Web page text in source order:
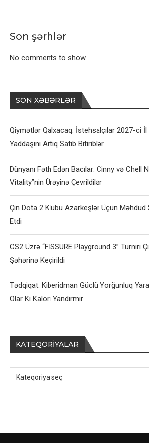
Son şərhlər
No comments to show.
SON XƏBƏRLƏR
Qiymətlər Qalxacaq: İstehsalçılar 2027-ci
Yaddaşını Artıq Satıb Bitiriblər
Dünyanı Fəth Edən Bacılar: Cinny və Chell
Vitality”nin Ürəyinə Çevrildilər
Çin Dota 2 Klubu Azarkeşlər Üçün Məhdud
Etdi
CS2 Üzrə “FISSURE Playground 3” Turniri
Şəhərinə Keçirildi
Tədqiqat: Kiberidman Güclü Yorğunluq
Olar Ki Kalori Yandırmır
KATEQORIYALAR